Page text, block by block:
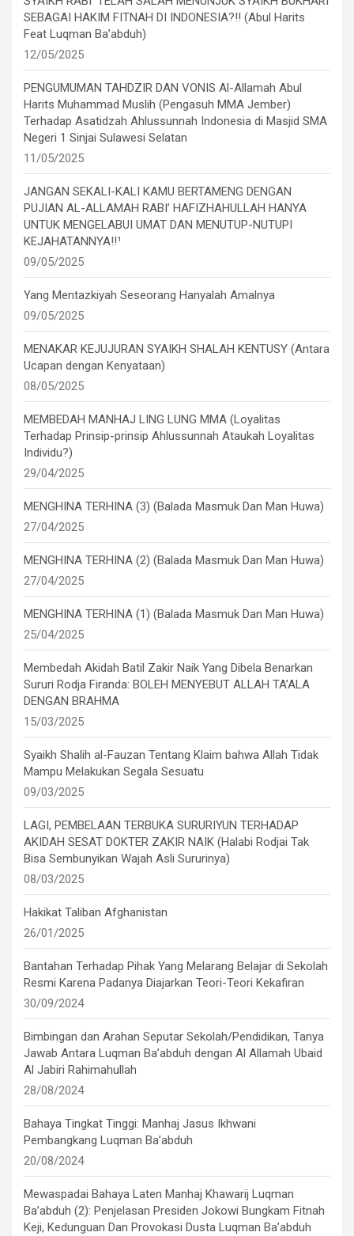
SEBAGAI HAKIM FITNAH DI INDONESIA?!! (Abul Harits
Feat Luqman Ba’abduh)
12/05/2025
PENGUMUMAN TAHDZIR DAN VONIS Al-Allamah Abul
Harits Muhammad Muslih (Pengasuh MMA Jember)
Terhadap Asatidzah Ahlussunnah Indonesia di Masjid SMA
Negeri 1 Sinjai Sulawesi Selatan
11/05/2025
JANGAN SEKALI-KALI KAMU BERTAMENG DENGAN
PUJIAN AL-ALLAMAH RABI’ HAFIZHAHULLAH HANYA
UNTUK MENGELABUI UMAT DAN MENUTUP-NUTUPI
KEJAHATANNYA!!¹
09/05/2025
Yang Mentazkiyah Seseorang Hanyalah Amalnya
09/05/2025
MENAKAR KEJUJURAN SYAIKH SHALAH KENTUSY (Antara
Ucapan dengan Kenyataan)
08/05/2025
MEMBEDAH MANHAJ LING LUNG MMA (Loyalitas
Terhadap Prinsip-prinsip Ahlussunnah Ataukah Loyalitas
Individu?)
29/04/2025
MENGHINA TERHINA (3) (Balada Masmuk Dan Man Huwa)
27/04/2025
MENGHINA TERHINA (2) (Balada Masmuk Dan Man Huwa)
27/04/2025
MENGHINA TERHINA (1) (Balada Masmuk Dan Man Huwa)
25/04/2025
Membedah Akidah Batil Zakir Naik Yang Dibela Benarkan
Sururi Rodja Firanda: BOLEH MENYEBUT ALLAH TA’ALA
DENGAN BRAHMA
15/03/2025
Syaikh Shalih al-Fauzan Tentang Klaim bahwa Allah Tidak
Mampu Melakukan Segala Sesuatu
09/03/2025
LAGI, PEMBELAAN TERBUKA SURURIYUN TERHADAP
AKIDAH SESAT DOKTER ZAKIR NAIK (Halabi Rodjai Tak
Bisa Sembunyikan Wajah Asli Sururinya)
08/03/2025
Hakikat Taliban Afghanistan
26/01/2025
Bantahan Terhadap Pihak Yang Melarang Belajar di Sekolah
Resmi Karena Padanya Diajarkan Teori-Teori Kekafiran
30/09/2024
Bimbingan dan Arahan Seputar Sekolah/Pendidikan, Tanya
Jawab Antara Luqman Ba’abduh dengan Al Allamah Ubaid
Al Jabiri Rahimahullah
28/08/2024
Bahaya Tingkat Tinggi: Manhaj Jasus Ikhwani
Pembangkang Luqman Ba’abduh
20/08/2024
Mewaspadai Bahaya Laten Manhaj Khawarij Luqman
Ba’abduh (2): Penjelasan Presiden Jokowi Bungkam Fitnah
Keji, Kedunguan Dan Provokasi Dusta Luqman Ba’abduh